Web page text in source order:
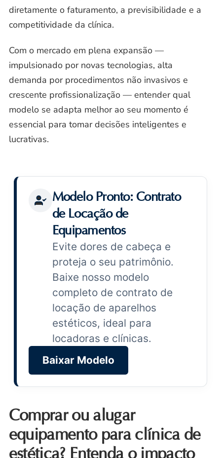
diretamente o faturamento, a previsibilidade e a
competitividade da clínica.
Com o mercado em plena expansão —
impulsionado por novas tecnologias, alta
demanda por procedimentos não invasivos e
crescente profissionalização — entender qual
modelo se adapta melhor ao seu momento é
essencial para tomar decisões inteligentes e
lucrativas.
Modelo Pronto: Contrato
de Locação de
Equipamentos
Evite dores de cabeça e
proteja o seu patrimônio.
Baixe nosso modelo
completo de contrato de
locação de aparelhos
estéticos, ideal para
locadoras e clínicas.
Baixar Modelo
Comprar ou alugar
equipamento para clínica de
estética? Entenda o impacto